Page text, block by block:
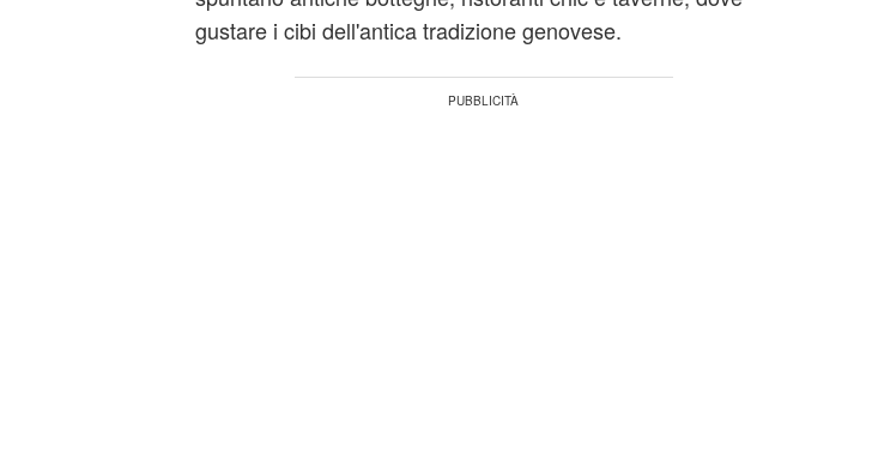
gustare i cibi dell'antica tradizione genovese.